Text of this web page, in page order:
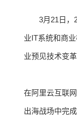
3月21日，
业IT系统和商
业预见技术变
在阿里云互联
出海战场中完